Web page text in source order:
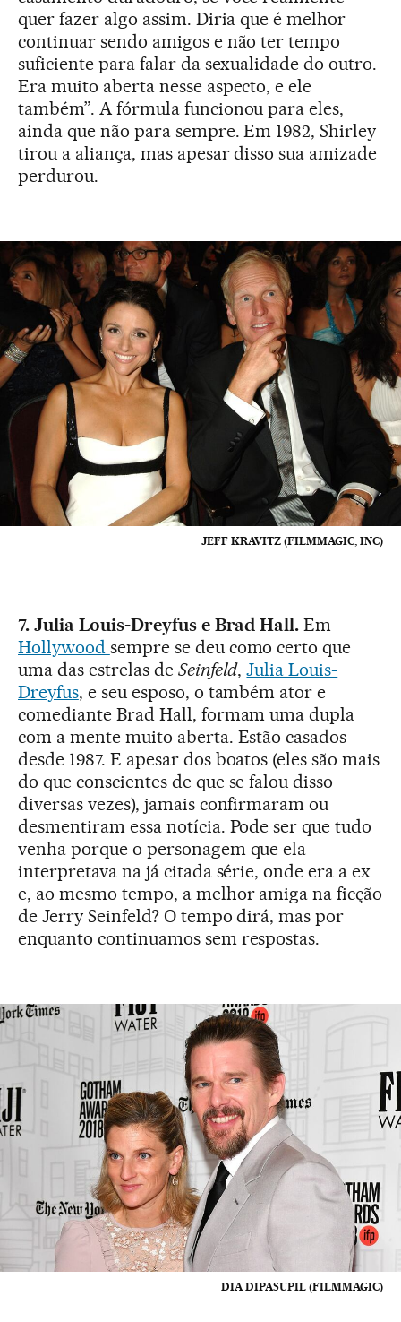
quer fazer algo assim. Diria que é melhor
continuar sendo amigos e não ter tempo
suficiente para falar da sexualidade do outro.
Era muito aberta nesse aspecto, e ele
também”. A fórmula funcionou para eles,
ainda que não para sempre. Em 1982, Shirley
tirou a aliança, mas apesar disso sua amizade
perdurou.
JEFF KRAVITZ (FILMMAGIC, INC)
7. Julia Louis-Dreyfus e Brad Hall. Em
Hollywood sempre se deu como certo que
uma das estrelas de Seinfeld,Julia Louis-
Dreyfus, e seu esposo, o também ator e
comediante Brad Hall, formam uma dupla
com a mente muito aberta. Estão casados
desde 1987. E apesar dos boatos (eles são mais
do que conscientes de que se falou disso
diversas vezes), jamais confirmaram ou
desmentiram essa notícia. Pode ser que tudo
venha porque o personagem que ela
interpretava na já citada série, onde era a ex
e, ao mesmo tempo, a melhor amiga na ficção
de Jerry Seinfeld? O tempo dirá, mas por
enquanto continuamos sem respostas.
DIA DIPASUPIL (FILMMAGIC)